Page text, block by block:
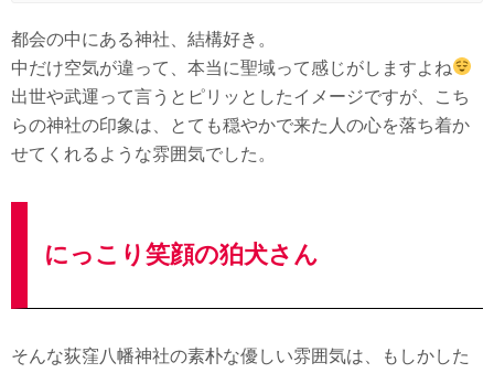
都会の中にある神社、結構好き。
中だけ空気が違って、本当に聖域って感じがしますよね
出世や武運って言うとピリッとしたイメージですが、こち
らの神社の印象は、とても穏やかで来た人の心を落ち着か
せてくれるような雰囲気でした。
にっこり笑顔の狛犬さん
そんな荻窪八幡神社の素朴な優しい雰囲気は、もしかした